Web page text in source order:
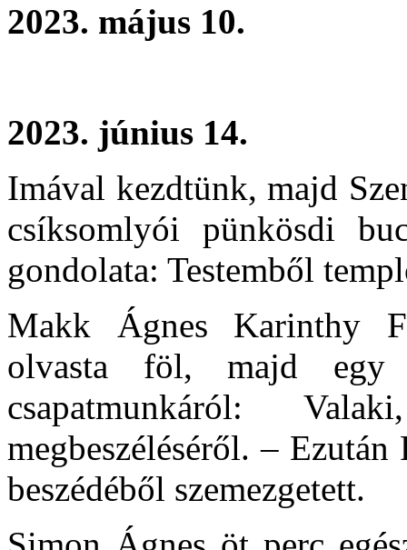
2023. május 10.
2023. június 14.
Imával kezdtünk, majd
csíksomlyói pünkösdi
gondolata: Testemből
Makk Ágnes Karinthy
olvasta föl, majd egy
csapatmunkáról:
megbeszéléséről. –
beszédéből szemezgetett.